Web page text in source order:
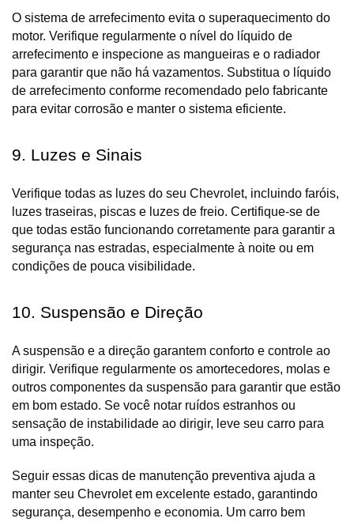
O sistema de arrefecimento evita o superaquecimento do
motor. Verifique regularmente o nível do líquido de
arrefecimento e inspecione as mangueiras e o radiador
para garantir que não há vazamentos. Substitua o líquido
de arrefecimento conforme recomendado pelo fabricante
para evitar corrosão e manter o sistema eficiente.
9. Luzes e Sinais
Verifique todas as luzes do seu Chevrolet, incluindo faróis,
luzes traseiras, piscas e luzes de freio. Certifique-se de
que todas estão funcionando corretamente para garantir a
segurança nas estradas, especialmente à noite ou em
condições de pouca visibilidade.
10. Suspensão e Direção
A suspensão e a direção garantem conforto e controle ao
dirigir. Verifique regularmente os amortecedores, molas e
outros componentes da suspensão para garantir que estão
em bom estado. Se você notar ruídos estranhos ou
sensação de instabilidade ao dirigir, leve seu carro para
uma inspeção.
Seguir essas dicas de manutenção preventiva ajuda a
manter seu Chevrolet em excelente estado, garantindo
segurança, desempenho e economia. Um carro bem